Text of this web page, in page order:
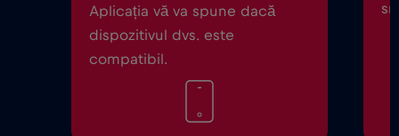
Aplicația vă va spune dacă
dispozitivul dvs. este
compatibil.